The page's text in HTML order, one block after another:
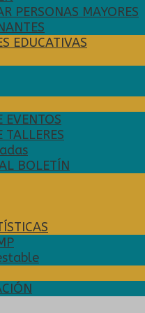
PERSONAS MAYORES
EDUCATIVAS
EVENTOS
TALLERES
BOLETÍN